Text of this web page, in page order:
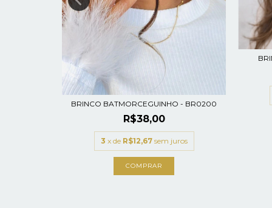
BRINCO BATMORCEGUINHO - BR0200
R$38,00
3 x de R$12,67 sem juros